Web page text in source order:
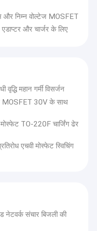
और निम्न वोल्टेज MOSFET
और चार्जर के लिए
महान गर्मी विसर्जन
MOSFET 30V के साथ
TO-220F चार्जिंग ढेर
एचवी मोस्फेट स्विचिंग
संचार बिजली की